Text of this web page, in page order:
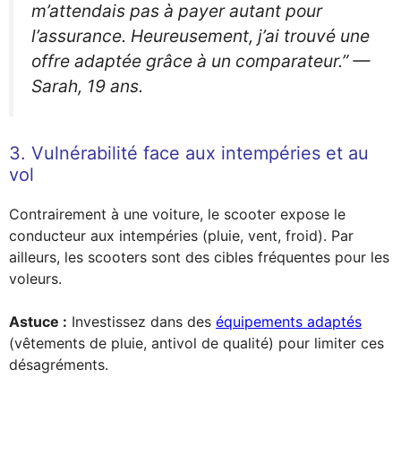
m’attendais pas à payer autant pour
l’assurance. Heureusement, j’ai trouvé une
offre adaptée grâce à un comparateur.” —
Sarah, 19 ans.
3. Vulnérabilité face aux intempéries et au
vol
Contrairement à une voiture, le scooter expose le
conducteur aux intempéries (pluie, vent, froid). Par
ailleurs, les scooters sont des cibles fréquentes pour les
voleurs.
Astuce : Investissez dans des équipements adaptés
(vêtements de pluie, antivol de qualité) pour limiter ces
désagréments.